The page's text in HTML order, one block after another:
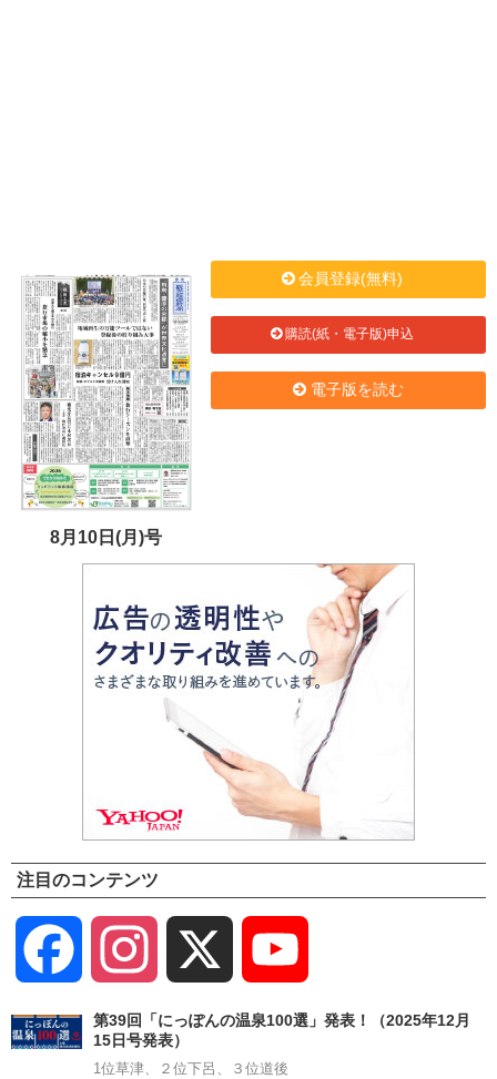
8月10日(月)号
会員登録(無料)
購読(紙・電子版)申込
電子版を読む
注目のコンテンツ
Facebook Instagram
Channel
第39回「にっぽんの温泉100選」発表！（2025年12月
15日号発表）
1位草津、２位下呂、３位道後